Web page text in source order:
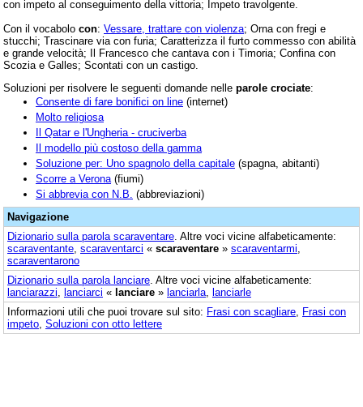
con impeto al conseguimento della vittoria; Impeto travolgente.
Con il vocabolo con: Vessare, trattare con violenza; Orna con fregi e
stucchi; Trascinare via con furia; Caratterizza il furto commesso con abilità
e grande velocità; Il Francesco che cantava con i Timoria; Confina con
Scozia e Galles; Scontati con un castigo.
Soluzioni per risolvere le seguenti domande nelle parole crociate:
Consente di fare bonifici on line (internet)
Molto religiosa
Il Qatar e l'Ungheria - cruciverba
Il modello più costoso della gamma
Soluzione per: Uno spagnolo della capitale (spagna, abitanti)
Scorre a Verona (fiumi)
Si abbrevia con N.B. (abbreviazioni)
Navigazione
Dizionario sulla parola scaraventare . Altre voci vicine alfabeticamente:
scaraventante scaraventarci « scaraventare » scaraventarmi
scaraventarono
Dizionario sulla parola lanciare . Altre voci vicine alfabeticamente:
lanciarazzi lanciarci « lanciare » lanciarla lanciarle
Informazioni utili che puoi trovare sul sito: Frasi con scagliare Frasi con
impeto Soluzioni con otto lettere